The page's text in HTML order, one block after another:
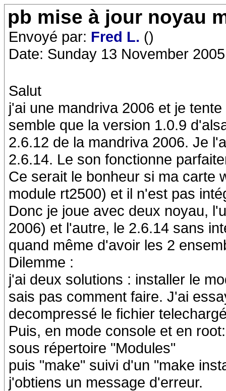
pb mise à jour noyau
Envoyé par: Fred L. ()
Date: Sunday 13 November
Salut
j'ai une mandriva 2006 et je
semble que la version 1.0.9
2.6.12 de la mandriva 2006. Je
2.6.14. Le son fonctionne
Ce serait le bonheur si ma carte
module rt2500) et il n'est pas
Donc je joue avec deux noyau,
2006) et l'autre, le 2.6.14 sans
quand même d'avoir les 2
Dilemme :
j'ai deux solutions : installer le
sais pas comment faire. J'ai
decompressé le fichier
Puis, en mode console et en
sous répertoire "Modules"
puis "make" suivi d'un "make
j'obtiens un message d'erreur.